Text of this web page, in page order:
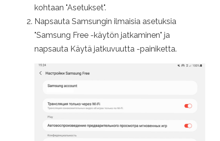
kohtaan "Asetukset".
Napsauta Samsungin ilmaisia ​​asetuksia
"Samsung Free -käytön jatkaminen" ja
napsauta Käytä jatkuvuutta -painiketta.